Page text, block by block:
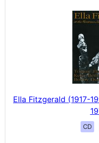
Ella Fitzgerald (1917-
CD